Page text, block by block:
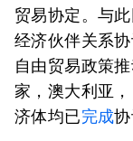
贸易协定。与
经济伙伴关系
自由贸易政策
家，澳大利亚
济体均已完成协